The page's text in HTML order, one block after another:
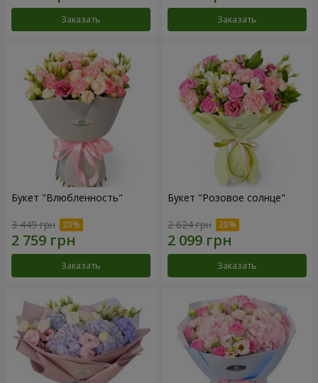
Заказать Заказать
Букет "Влюбленность"
3 449 грн
Заказать
Букет "Розовое солнце"
2 624 грн
Заказать